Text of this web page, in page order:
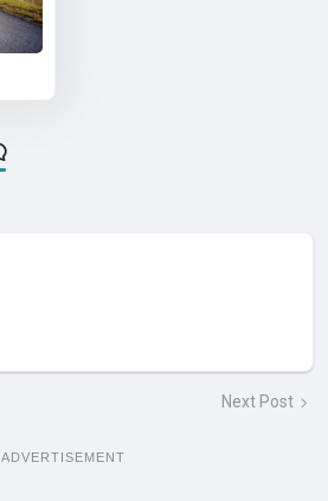
Next Post
ADVERTISEMENT